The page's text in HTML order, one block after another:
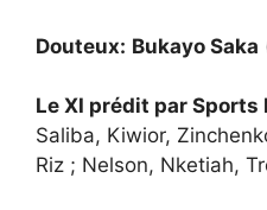
Douteux: Bukayo Saka
Le XI prédit par Sports
Saliba, Kiwior,
Riz ; Nelson, Nketiah,